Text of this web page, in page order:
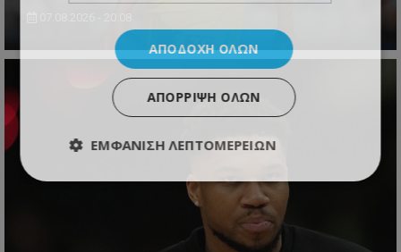
ΑΠΟΔΟΧΉ ΌΛΩΝ
ΑΠΌΡΡΙΨΗ ΌΛΩΝ
ΕΜΦΆΝΙΣΗ ΛΕΠΤΟΜΕΡΕΙΏΝ